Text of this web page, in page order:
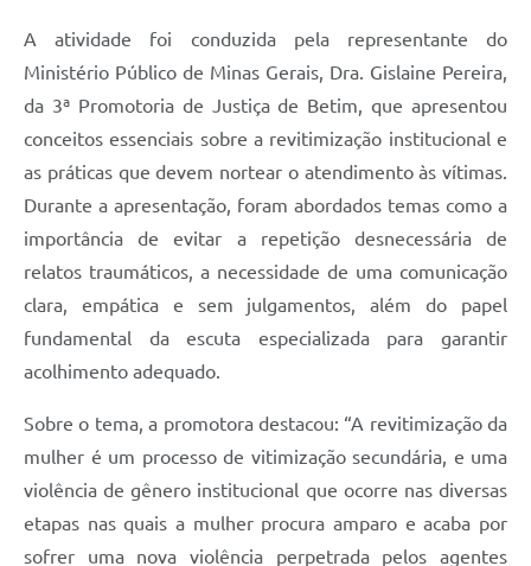
A atividade foi conduzida pela representante do
Ministério Público de Minas Gerais, Dra. Gislaine Pereira,
da 3ª Promotoria de Justiça de Betim, que apresentou
conceitos essenciais sobre a revitimização institucional e
as práticas que devem nortear o atendimento às vítimas.
Durante a apresentação, foram abordados temas como a
importância de evitar a repetição desnecessária de
relatos traumáticos, a necessidade de uma comunicação
clara, empática e sem julgamentos, além do papel
fundamental da escuta especializada para garantir
acolhimento adequado.
Sobre o tema, a promotora destacou: “A revitimização da
mulher é um processo de vitimização secundária, e uma
violência de gênero institucional que ocorre nas diversas
etapas nas quais a mulher procura amparo e acaba por
sofrer uma nova violência perpetrada pelos agentes